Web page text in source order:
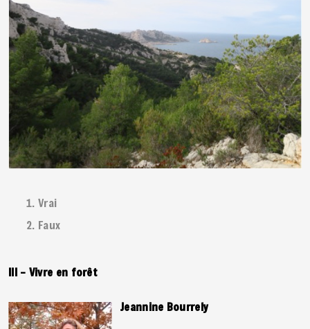
Vrai
Faux
III – Vivre en forêt
Jeannine Bourrely